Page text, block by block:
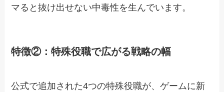
マると抜け出せない中毒性を生んでいます。
特徴②：特殊役職で広がる戦略の幅
公式で追加された4つの特殊役職が、ゲームに新